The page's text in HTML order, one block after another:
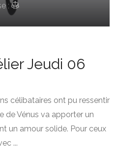
:
Jeudi 06
célibataires ont pu ressentir
de Vénus va apporter un
un amour solide. Pour ceux
...